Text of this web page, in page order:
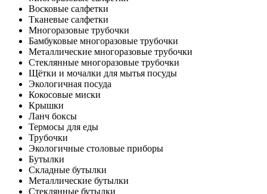
Восковые салфетки
Тканевые салфетки
Многоразовые трубочки
Бамбуковые многоразовые трубочки
Металлические многоразовые трубочки
Стеклянные многоразовые трубочки
Щётки и мочалки для мытья посуды
Экологичная посуда
Кокосовые миски
Крышки
Ланч боксы
Термосы для еды
Трубочки
Экологичные столовые приборы
Бутылки
Складные бутылки
Металлические бутылки
Стеклянные бутылки